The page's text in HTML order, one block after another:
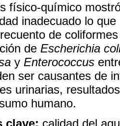
físico-químico
inadecuado lo
de
de Escherichia
y Enterococcus
ser causantes de
urinarias,
humano.